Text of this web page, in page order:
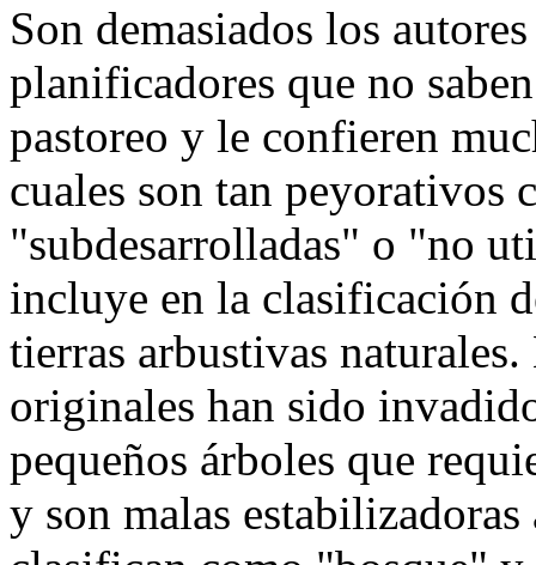
Son demasiados los
planificadores que no
pastoreo y le confieren
cuales son tan peyorativos
"subdesarrolladas" o "no
incluye en la clasificación
tierras arbustivas
originales han sido
pequeños árboles que
y son malas